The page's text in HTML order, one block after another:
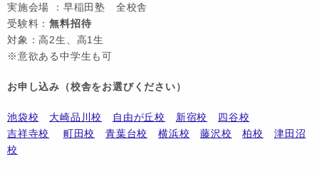
実施会場 ：早稲田塾 全校舎
受験料：無料招待
対象：高2生、高1生
※意欲ある中学生も可
お申し込み（校舎をお選びください）
池袋校 大崎品川校 自由が丘校 新宿校
四谷校
吉祥寺校
町田校 青葉台校 横浜校 藤沢校 柏校
津田沼
校